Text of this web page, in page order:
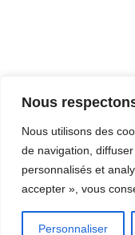
Nous
Nous utilisons des
de navigation,
personnalisés et
accepter », vous
Personnaliser
Mercredi
Vendredi